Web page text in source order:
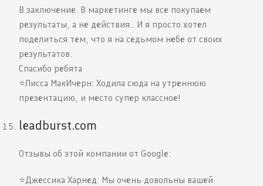
В заключение. В маркетинге мы все покупаем
результаты, а не действия.. И я просто хотел
поделиться тем, что я на седьмом небе от своих
результатов.
Спасибо ребята
⭐️Лисса МакИчерн: Ходила сюда на утреннюю
презентацию, и место супер классное!
leadburst.com
Отзывы об этой компании от Google:
⭐️Джессика Харнед: Мы очень довольны вашей